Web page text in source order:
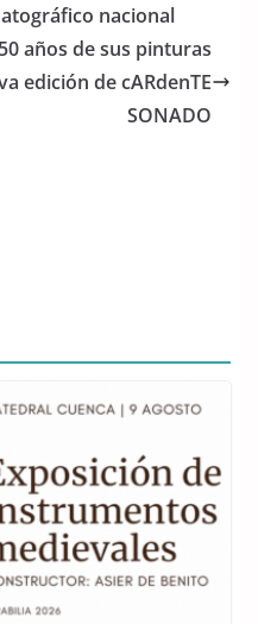
nacional
años de sus pinturas
edición de cARdenTE
SONADO